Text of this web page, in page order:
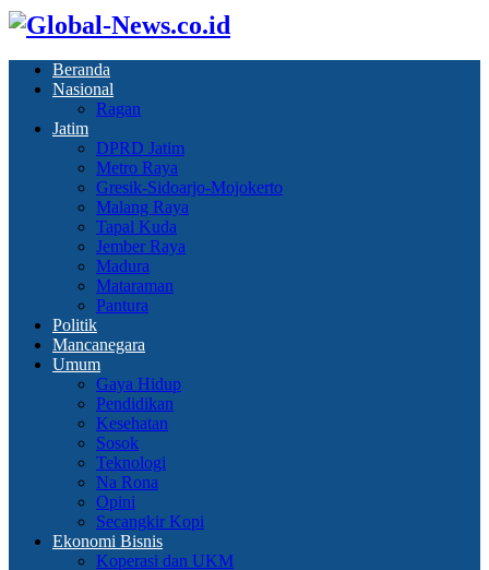
Beranda
Nasional
Ragan
Jatim
DPRD Jatim
Metro Raya
Gresik-Sidoarjo-Mojokerto
Malang Raya
Tapal Kuda
Jember Raya
Madura
Mataraman
Pantura
Politik
Mancanegara
Umum
Gaya Hidup
Pendidikan
Kesehatan
Sosok
Teknologi
Na Rona
Opini
Secangkir Kopi
Ekonomi Bisnis
Koperasi dan UKM